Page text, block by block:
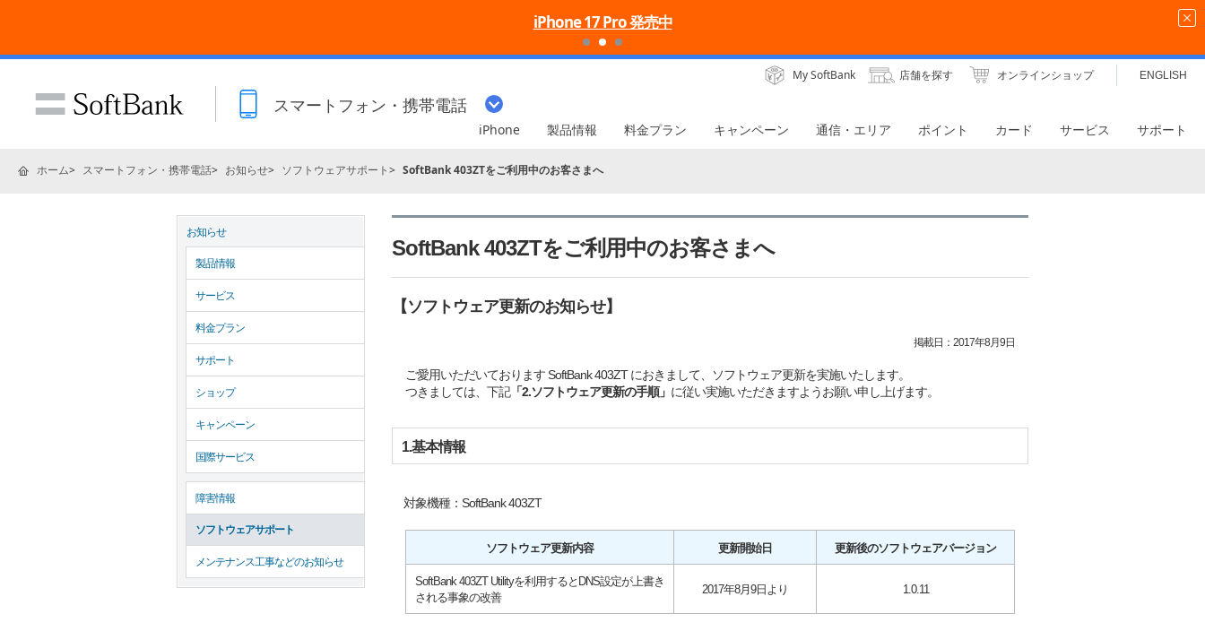
iPhone 17 Pro 発売中
スマートフォン・携帯電話
My SoftBank 店舗を探す オンラインショップ ENGLISH
iPhone 製品情報 料金プラン キャンペーン 通信・エリア ポイント カード サービス サポート
ホーム スマートフォン・携帯電話 お知らせ ソフトウェアサポート SoftBank 403ZTをご利用中のお客さまへ
SoftBank 403ZTをご利用中のお客さまへ
【ソフトウェア更新のお知らせ】
掲載日： 2017年8月9日
ご愛用いただいております SoftBank 403ZT におきまして、ソフトウェア更新を実施いたします。
つきましては、下記「2.ソフトウェア更新の手順」 に従い実施いただきますようお願い申し上げます。
1.基本情報
対象機種：SoftBank 403ZT
ソフトウェア更新内容 更新開始日 更新後のソフトウェアバージョン
SoftBank 403ZT Utilityを利用するとDNS設定が上書き
される事象の改善
2017年8月9日より 1.0.11
お知らせ
製品情報
サービス
料金プラン
サポート
ショップ
キャンペーン
国際サービス
障害情報
ソフトウェアサポート
メンテナンス工事などのお知らせ